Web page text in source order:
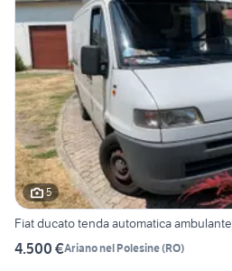
5
Fiat ducato tenda automatica ambulante
4.500 €Ariano nel Polesine(RO)